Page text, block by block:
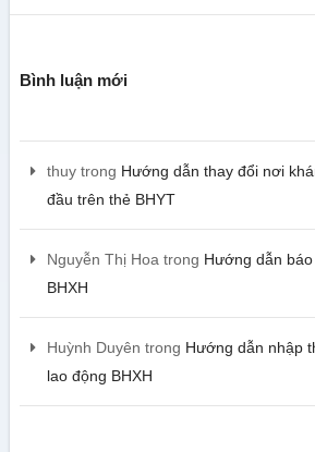
Bình luận mới
thuytrong Hướng dẫn thay đổi nơi
đầu trên thẻ BHYT
Nguyễn Thị Hoa trong Hướng dẫn
BHXH
Huỳnh Duyên trong Hướng dẫn nhập
lao động BHXH